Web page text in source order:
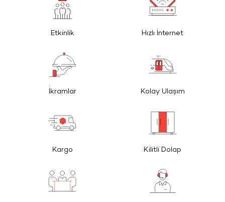
Etkinlik Hızlı İnternet
İkramlar Kolay Ulaşım
Kargo Kilitli Dolap